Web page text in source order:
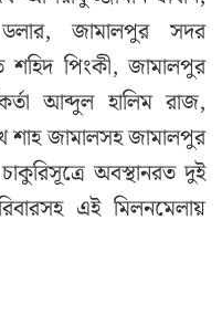
জামালপুর সদর
শহিদ পিংকী, জামালপুর
আব্দুল হালিম রাজ,
শাহ জামালসহ জামালপুর
অবস্থানরত দুই
এই মিলনমেলায়